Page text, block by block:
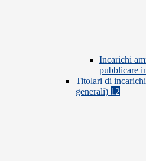
Incarichi
pubblicare
Titolari di
generali) 12